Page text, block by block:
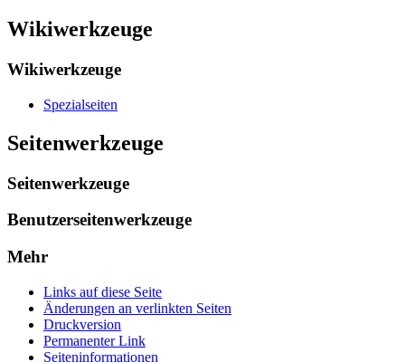
Wikiwerkzeuge
Wikiwerkzeuge
Spezialseiten
Seitenwerkzeuge
Seitenwerkzeuge
Benutzerseitenwerkzeuge
Mehr
Links auf diese Seite
Änderungen an verlinkten Seiten
Druckversion
Permanenter Link
Seiten­­informationen